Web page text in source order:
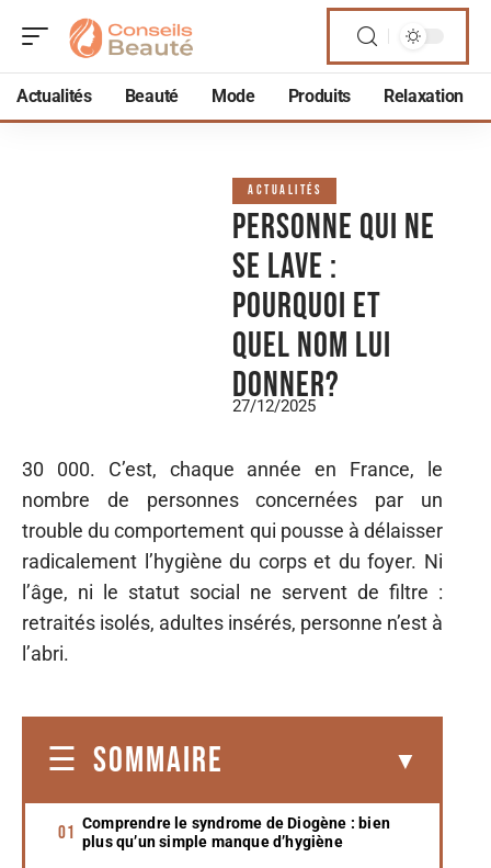
Actualités Beauté Mode Produits Relaxation
ACTUALITÉS
Personne qui ne
se lave :
pourquoi et
quel nom lui
donner?
27/12/2025
30 000. C’est, chaque année en France, le
nombre de personnes concernées par un
trouble du comportement qui pousse à délaisser
radicalement l’hygiène du corps et du foyer. Ni
l’âge, ni le statut social ne servent de filtre :
retraités isolés, adultes insérés, personne n’est à
l’abri.
SOMMAIRE
Comprendre le syndrome de Diogène : bien
plus qu’un simple manque d’hygiène